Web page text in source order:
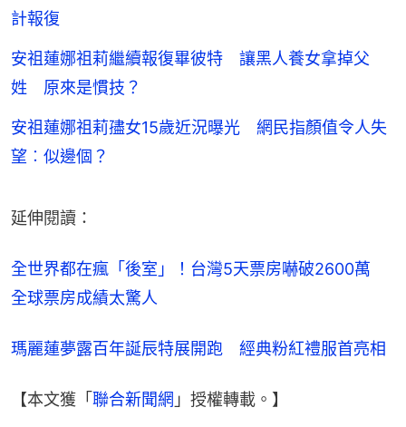
計報復
安祖蓮娜祖莉繼續報復畢彼特 讓黑人養女拿掉父
姓 原來是慣技？
安祖蓮娜祖莉孻女15歲近況曝光 網民指顏值令人失
望︰似邊個？
延伸閱讀：
全世界都在瘋「後室」！台灣5天票房嚇破2600萬
全球票房成績太驚人
瑪麗蓮夢露百年誕辰特展開跑　經典粉紅禮服首亮相
【本文獲「聯合新聞網 」授權轉載。】